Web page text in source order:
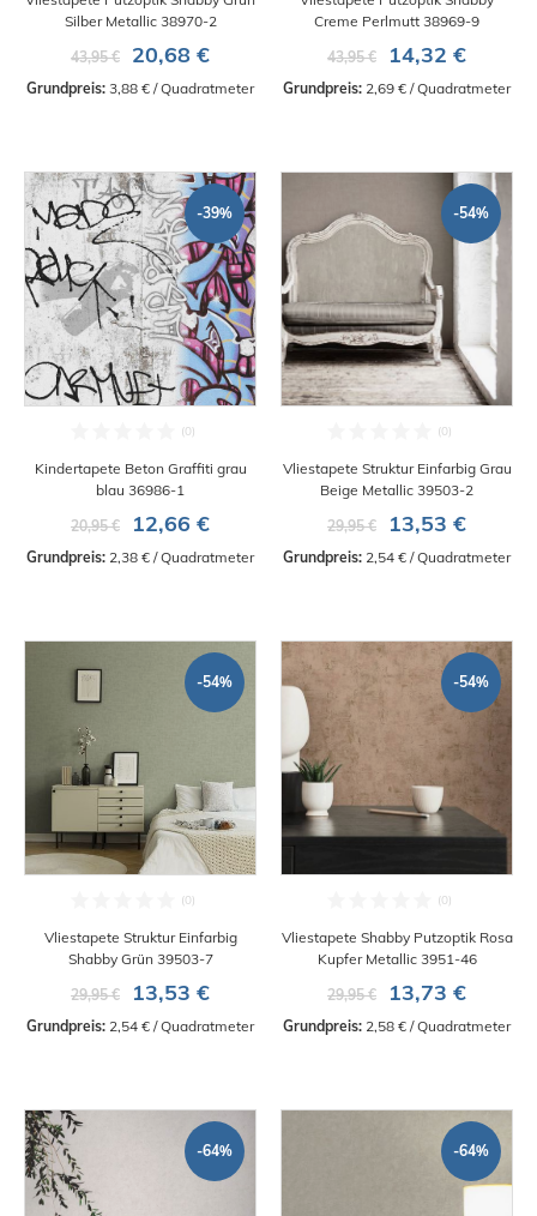
Silber Metallic 38970-2
43,95 €
20,68 €
Grundpreis: 3,88 € / Quadratmeter
Creme Perlmutt 38969-9
43,95 €
14,32 €
Grundpreis: 2,69 € / Quadratmeter
-39%
Kindertapete Beton Graffiti grau
blau 36986-1
20,95 €
12,66 €
Grundpreis: 2,38 € / Quadratmeter
-54%
Vliestapete Struktur Einfarbig Grau
Beige Metallic 39503-2
29,95 €
13,53 €
Grundpreis: 2,54 € / Quadratmeter
-54%
Vliestapete Struktur Einfarbig
Shabby Grün 39503-7
29,95 €
13,53 €
Grundpreis: 2,54 € / Quadratmeter
-54%
Vliestapete Shabby Putzoptik Rosa
Kupfer Metallic 3951-46
29,95 €
13,73 €
Grundpreis: 2,58 € / Quadratmeter
-64% -64%